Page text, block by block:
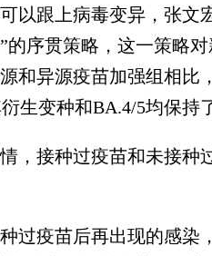
跟上病毒变异，张文
的序贯策略，这一策略
和异源疫苗加强组相比
生变种和BA.4/5均保持
接种过疫苗和未接种
疫苗后再出现的感染